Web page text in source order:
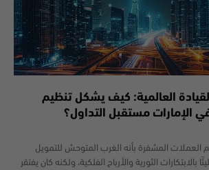
العالمية: كيف يشكل تنظيم
الإمارات مستقبل التداول؟
العملات المشفرة بأنه الغرب المتوحش للتمويل
بالابتكارات الثورية والأرباح الفلكية، ولكنه كان يفتقر